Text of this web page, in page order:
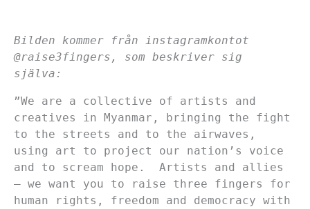
Bilden kommer från instagramkontot
@raise3fingers, som beskriver sig
själva:
”We are a collective of artists and
creatives in Myanmar, bringing the fight
to the streets and to the airwaves,
using art to project our nation’s voice
and to scream hope. Artists and allies
– we want you to raise three fingers for
human rights, freedom and democracy with